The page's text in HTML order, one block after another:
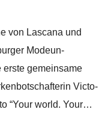
von Lascana und
Mode­un­
erste gemein­same
Vic­to­
“Your world. Your…